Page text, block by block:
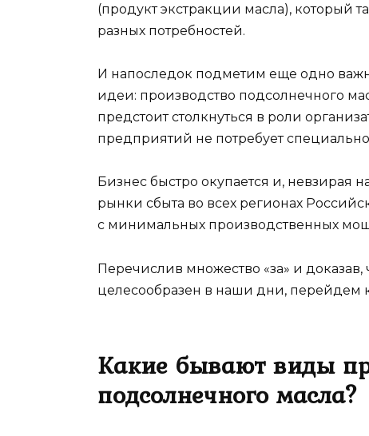
(продукт экстракции масла), который
разных потребностей.
И напоследок подметим еще одно
идеи: производство подсолнечного
предстоит столкнуться в роли
предприятий не потребует
Бизнес быстро окупается и, невзирая
рынки сбыта во всех регионах
с минимальных производственных
Перечислив множество «за» и
целесообразен в наши дни, перейдем
Какие бывают виды
подсолнечного масла?